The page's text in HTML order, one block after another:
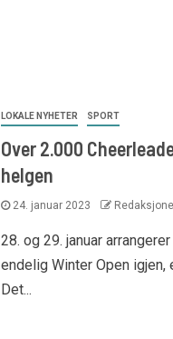
LOKALE NYHETER SPORT
Over 2.000
helgen
24. januar 2023
28. og 29. januar
endelig Winter Open
Det...